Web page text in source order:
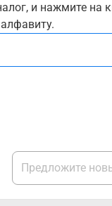
и нажмите на